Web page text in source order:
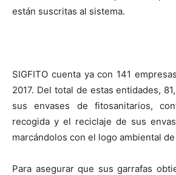
están suscritas al sistema.
SIGFITO cuenta ya con 141
2017. Del total de estas entidades,
sus envases de fitosanitarios,
recogida y el reciclaje de sus
marcándolos con el logo ambiental de
Para asegurar que sus garrafas